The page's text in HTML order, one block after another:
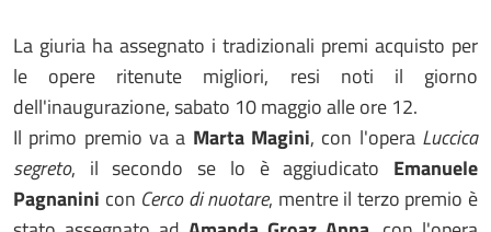
La giuria ha assegnato i tradizionali premi acquisto per
le opere ritenute migliori, resi noti il giorno
dell'inaugurazione, sabato 10 maggio alle ore 12.
Il primo premio va a Marta Magini, con l'operaLuccica
segreto, il secondo se lo è aggiudicato Emanuele
Pagnanini con Cerco di nuotare, mentre il terzo premio è